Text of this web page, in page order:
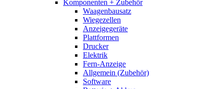
Komponenten + Zubehör
Waagenbausatz
Wiegezellen
Anzeigegeräte
Plattformen
Drucker
Elektrik
Fern-Anzeige
Allgemein (Zubehör)
Software